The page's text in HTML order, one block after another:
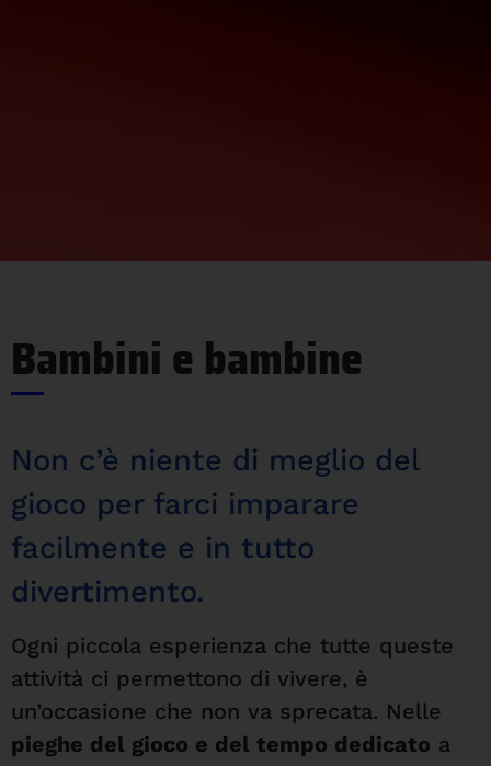
Bambini e bambine
Non c’è niente di meglio del
gioco per farci imparare
facilmente e in tutto
divertimento.
Ogni piccola esperienza che tutte queste
attività ci permettono di vivere, è
un’occasione che non va sprecata. Nelle
pieghe del gioco e del tempo dedicato a